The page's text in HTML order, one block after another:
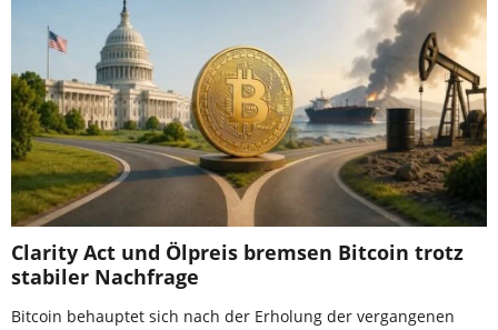
Clarity Act und Ölpreis bremsen Bitcoin trotz
stabiler Nachfrage
Bitcoin behauptet sich nach der Erholung der vergangenen